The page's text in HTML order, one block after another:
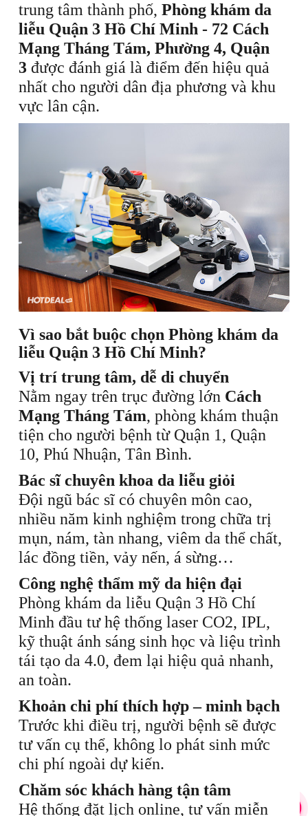
trung tâm thành phố, Phòng khám da
liễu Quận 3 Hồ Chí Minh - 72 Cách
Mạng Tháng Tám, Phường 4, Quận
3 được đánh giá là điểm đến hiệu quả
nhất cho người dân địa phương và khu
vực lân cận.
Vì sao bắt buộc chọn Phòng khám da
liễu Quận 3 Hồ Chí Minh?
Vị trí trung tâm, dễ di chuyển
Nằm ngay trên trục đường lớn Cách
Mạng Tháng Tám, phòng khám thuận
tiện cho người bệnh từ Quận 1, Quận
10, Phú Nhuận, Tân Bình.
Bác sĩ chuyên khoa da liễu giỏi
Đội ngũ bác sĩ có chuyên môn cao,
nhiều năm kinh nghiệm trong chữa trị
mụn, nám, tàn nhang, viêm da thể chất,
lác đồng tiền, vảy nến, á sừng…
Công nghệ thẩm mỹ da hiện đại
Phòng khám da liễu Quận 3 Hồ Chí
Minh đầu tư hệ thống laser CO2, IPL,
kỹ thuật ánh sáng sinh học và liệu trình
tái tạo da 4.0, đem lại hiệu quả nhanh,
an toàn.
Khoản chi phí thích hợp – minh bạch
Trước khi điều trị, người bệnh sẽ được
tư vấn cụ thể, không lo phát sinh mức
chi phí ngoài dự kiến.
Chăm sóc khách hàng tận tâm
Hệ thống đặt lịch online, tư vấn miễn